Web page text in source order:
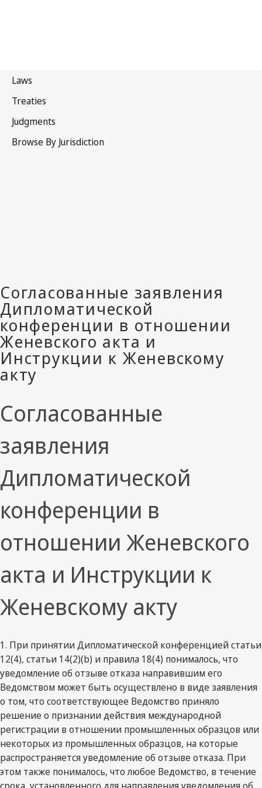
Согласованные
заявления
Дипломатической
конференции в
отношении Женевского
акта и Инструкции к
Женевскому акту
1. При принятии Дипломатической конференцией статьи
12(4), статьи 14(2)(b) и правила 18(4) понималось, что
уведомление об отзыве отказа направившим его
Ведомством может быть осуществлено в виде заявления
о том, что соответствующее Ведомство приняло
решение о признании действия международной
регистрации в отношении промышленных образцов или
некоторых из промышленных образцов, на которые
распространяется уведомление об отзыве отказа. При
этом также понималось, что любое Ведомство, в течение